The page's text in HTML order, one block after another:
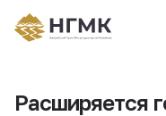
Расширяется